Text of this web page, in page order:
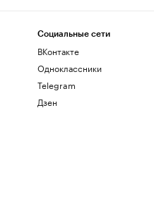
Социальные сети
ВКонтакте
Одноклассники
Telegram
Дзен